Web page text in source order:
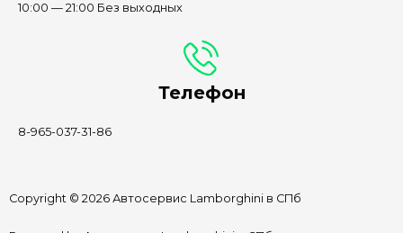
10:00 — 21:00 Без выходных
Телефон
8-965-037-31-86
Copyright © 2026 Автосервис Lamborghini в СПб